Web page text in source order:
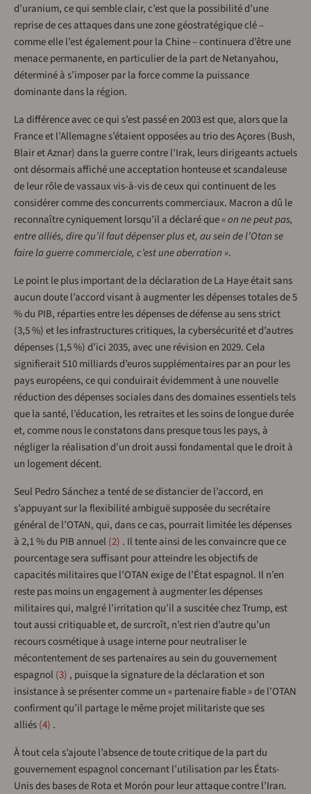
d’uranium, ce qui semble clair, c’est que la possibilité d’une
reprise de ces attaques dans une zone géostratégique clé –
comme elle l’est également pour la Chine – continuera d’être une
menace permanente, en particulier de la part de Netanyahou,
déterminé à s’imposer par la force comme la puissance
dominante dans la région.
La différence avec ce qui s’est passé en 2003 est que, alors que la
France et l’Allemagne s’étaient opposées au trio des Açores (Bush,
Blair et Aznar) dans la guerre contre l’Irak, leurs dirigeants actuels
ont désormais affiché une acceptation honteuse et scandaleuse
de leur rôle de vassaux vis-à-vis de ceux qui continuent de les
considérer comme des concurrents commerciaux. Macron a dû le
reconnaître cyniquement lorsqu’il a déclaré que« on ne peut pas,
entre alliés, dire qu’il faut dépenser plus et, au sein de l’Otan se
faire la guerre commerciale, c’est une aberration ».
Le point le plus important de la déclaration de La Haye était sans
aucun doute l’accord visant à augmenter les dépenses totales de 5
% du PIB, réparties entre les dépenses de défense au sens strict
(3,5 %) et les infrastructures critiques, la cybersécurité et d’autres
dépenses (1,5 %) d’ici 2035, avec une révision en 2029. Cela
signifierait 510 milliards d’euros supplémentaires par an pour les
pays européens, ce qui conduirait évidemment à une nouvelle
réduction des dépenses sociales dans des domaines essentiels tels
que la santé, l’éducation, les retraites et les soins de longue durée
et, comme nous le constatons dans presque tous les pays, à
négliger la réalisation d’un droit aussi fondamental que le droit à
un logement décent.
Seul Pedro Sánchez a tenté de se distancier de l’accord, en
s’appuyant sur la flexibilité ambiguë supposée du secrétaire
général de l’OTAN, qui, dans ce cas, pourrait limitée les dépenses
à 2,1 % du PIB annuel 2 . Il tente ainsi de les convaincre que ce
pourcentage sera suffisant pour atteindre les objectifs de
capacités militaires que l’OTAN exige de l’État espagnol. Il n’en
reste pas moins un engagement à augmenter les dépenses
militaires qui, malgré l’irritation qu’il a suscitée chez Trump, est
tout aussi critiquable et, de surcroît, n’est rien d’autre qu’un
recours cosmétique à usage interne pour neutraliser le
mécontentement de ses partenaires au sein du gouvernement
espagnol 3 , puisque la signature de la déclaration et son
insistance à se présenter comme un « partenaire fiable » de l’OTAN
confirment qu’il partage le même projet militariste que ses
alliés 4 .
À tout cela s’ajoute l’absence de toute critique de la part du
gouvernement espagnol concernant l’utilisation par les États-
Unis des bases de Rota et Morón pour leur attaque contre l’Iran.